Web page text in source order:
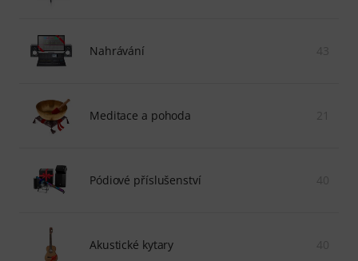
Nahrávání
Meditace a pohoda
Pódiové příslušenství
Akustické kytary